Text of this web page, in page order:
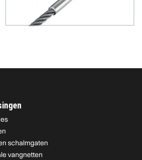
schalmgaten
vangnetten